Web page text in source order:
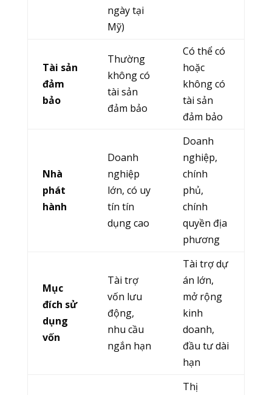
ngày tại
Mỹ)
Tài sản
đảm
bảo
Thường
không có
tài sản
đảm bảo
Có thể có
hoặc
không có
tài sản
đảm bảo
Nhà
phát
hành
Doanh
nghiệp
lớn, có uy
tín tín
dụng cao
Doanh
nghiệp,
chính
phủ,
chính
quyền địa
phương
Mục
đích sử
dụng
vốn
Tài trợ
vốn lưu
động,
nhu cầu
ngắn hạn
Tài trợ dự
án lớn,
mở rộng
kinh
doanh,
đầu tư dài
hạn
Thị